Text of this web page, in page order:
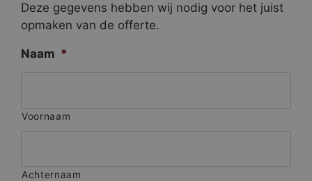
Deze gegevens hebben wij nodig voor het juist
opmaken van de offerte.
Naam *
Voornaam
Achternaam